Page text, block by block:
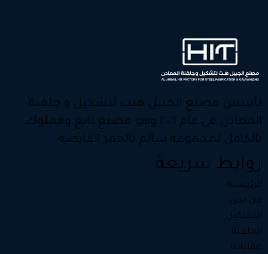
تأسس مصنع الجبيل هيت لتشكيل و جلفنة
المعادن في عام ٢٠٠٦ وهو مصنع تابع ومملوك
بالكامل لمجموعة سالم بالحمر القابضة،
روابط سريعة
الرئيسية
من نحن
التشكيل
الجلفنة
عملياتنا